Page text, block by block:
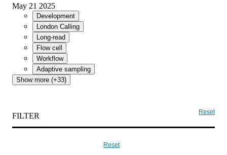
May 21 2025
Development
London Calling
Long-read
Flow cell
Workflow
Adaptive sampling
Show more (+33)
FILTER Reset
Reset